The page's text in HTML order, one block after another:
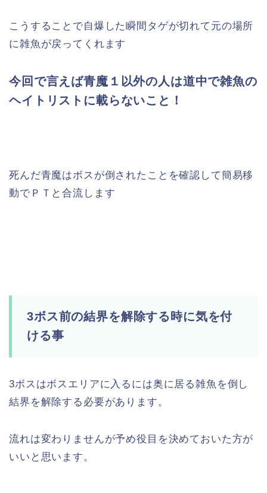
こうすることで自爆した瞬間タゲが切れて元の場所
に雑魚が戻ってくれます
今回で言えば青魔１以外の人は道中で雑魚の
ヘイトリストに載らないこと！
死んだ青魔はボスが倒されたことを確認して簡易移
動でＰＴと合流します
3ボス前の結界を解除する時に気を付
ける事
3ボスはボスエリアに入るには奥に居る雑魚を倒し
結界を解除する必要があります。
流れは変わりませんが予め役目を決めておいた方が
いいと思います。